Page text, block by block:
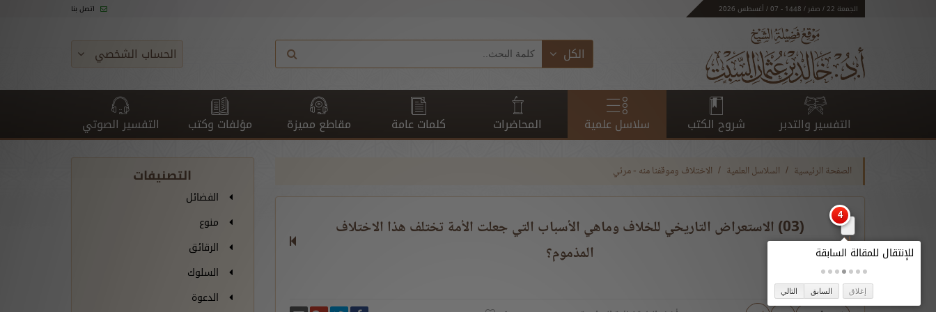
الجمعة 22 / صفر / 1448 - 07 / أغسطس 2026 اتصل بنا
الكل الحساب الشخصي
التفسير والتدبر شروح الكتب سلاسل علمية المحاضرات كلمات عامة مقاطع مميزة مؤلفات وكتب التفسير الصوتي
الصفحة الرئيسية السلاسل العلمية الاختلاف وموقفنا منه - مرئي
(03) الاستعراض التاريخي للخلاف وماهي الأسباب التي جعلت الأمة تختلف هذا الاختلاف
المذموم؟
التصنيفات
الفضائل
منوع
الرقائق
السلوك
الدعوة
إغلاق السابق التالي